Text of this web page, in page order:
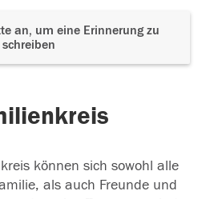
an, um eine Erinnerung zu
schreiben
können sich sowohl alle
als auch Freunde und